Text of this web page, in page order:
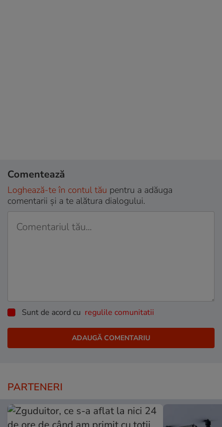
Comentează
Loghează-te în contul tău pentru a adăuga
comentarii și a te alătura dialogului.
Sunt de acord cu regulile comunitatii
PARTENERI